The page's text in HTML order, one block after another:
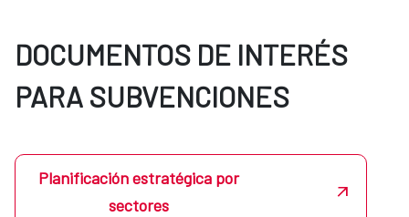
DOCUMENTOS DE INTERÉS
PARA SUBVENCIONES
Planificación estratégica por
sectores